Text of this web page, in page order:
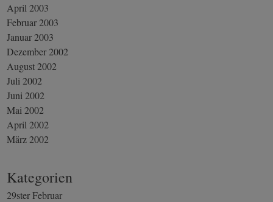
April 2003
Februar 2003
Januar 2003
Dezember 2002
August 2002
Juli 2002
Juni 2002
Mai 2002
April 2002
März 2002
Kategorien
29ster Februar